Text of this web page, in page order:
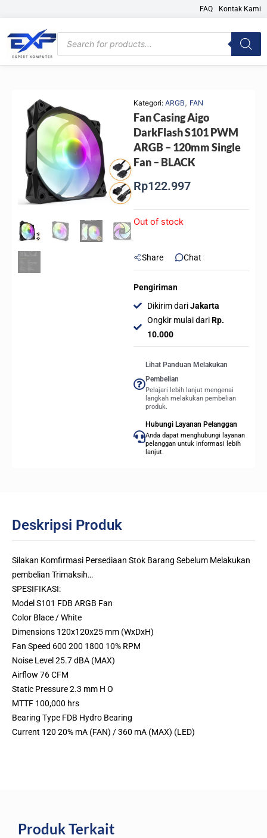
content
FAQ Kontak Kami
Products
search
Kategori: ARGB, FAN
Fan Casing Aigo
DarkFlash S101 PWM
ARGB – 120mm Single
Fan – BLACK
Rp122.997
Out of stock
Share Chat
Pengiriman
Dikirim dariJakarta
Ongkir mulai dariRp.
10.000
Lihat Panduan Melakukan
Pembelian
Pelajari lebih lanjut mengenai
langkah melakukan pembelian
produk.
Hubungi Layanan Pelanggan
Anda dapat menghubungi layanan
pelanggan untuk informasi lebih
lanjut.
Deskripsi Produk
Silakan Komfirmasi Persediaan Stok Barang Sebelum Melakukan
pembelian Trimaksih…
SPESIFIKASI:
Model S101 FDB ARGB Fan
Color Blace / White
Dimensions 120x120x25 mm (WxDxH)
Fan Speed 600 200 1800 10% RPM
Noise Level 25.7 dBA (MAX)
Airflow 76 CFM
Static Pressure 2.3 mm H O
MTTF 100,000 hrs
Bearing Type FDB Hydro Bearing
Current 120 20% mA (FAN) / 360 mA (MAX) (LED)
Produk Terkait